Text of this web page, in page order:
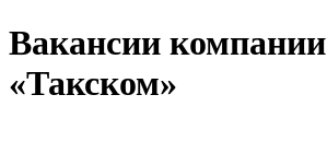
Вакансии компании
«Такском»